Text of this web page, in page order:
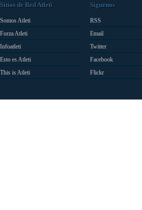
Sitios de Red Atleti
Somos Atleti
Forza Atleti
Infoatleti
Esto es Atleti
This is Atleti
Síguenos
RSS
Email
Twitter
Facebook
Flickr